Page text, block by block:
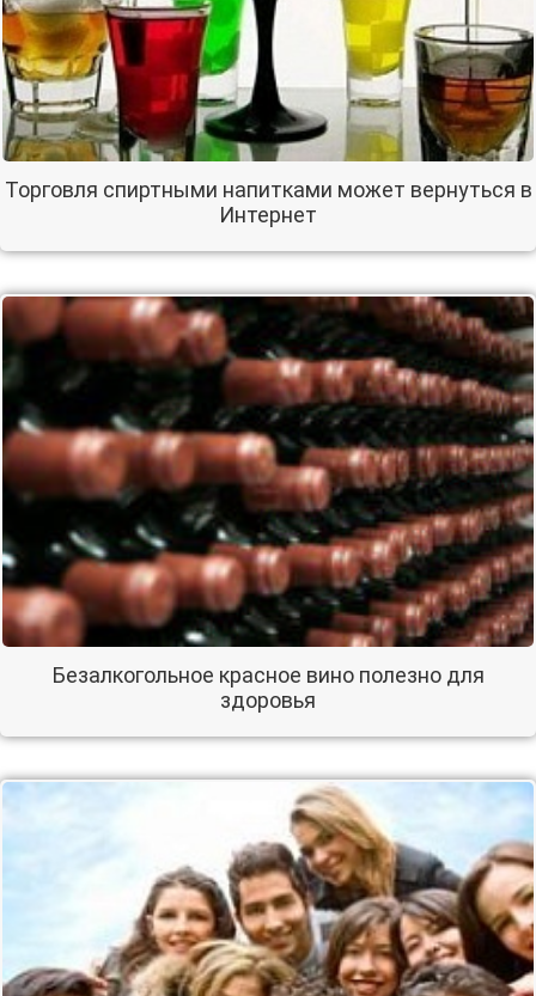
Торговля спиртными напитками может вернуться в
Интернет
Безалкогольное красное вино полезно для
здоровья